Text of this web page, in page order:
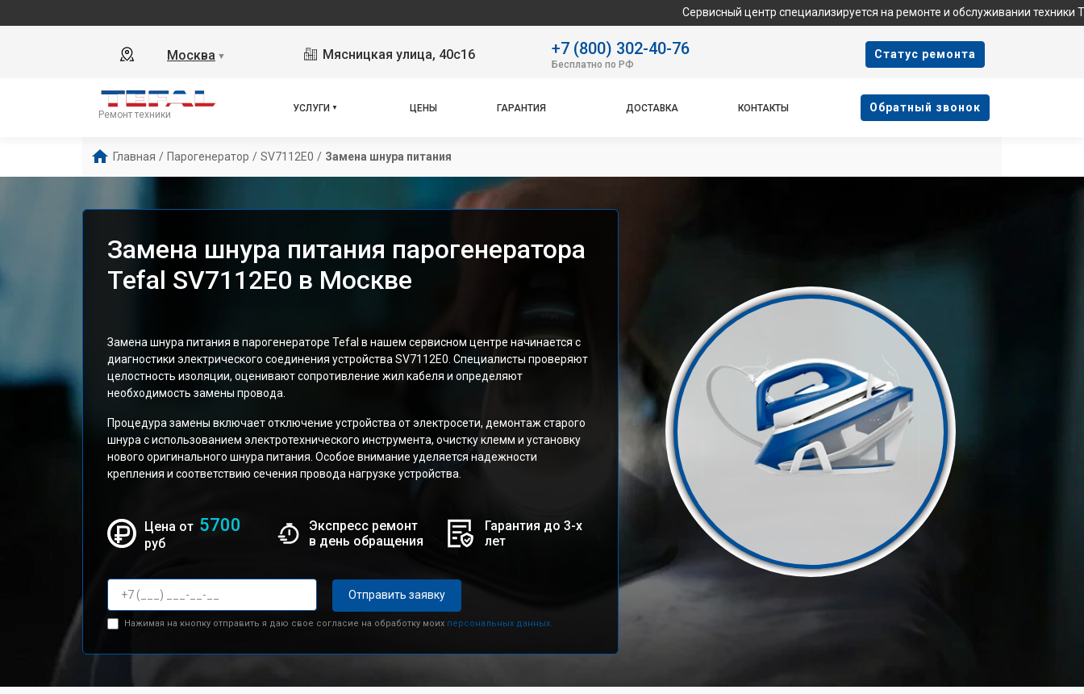
Сервисный центр специализируется на ремонте и обслуживании техники Tefal.
Москва ▼ Мясницкая улица, 40с16 +7 (800) 302-40-76
Бесплатно по РФ
Cтатус ремонта
Ремонт техники
УСЛУГИ ЦЕНЫ ГАРАНТИЯ ДОСТАВКА КОНТАКТЫ Oбратный звонок
Главная / Парогенератор / SV7112E0 / Замена шнура питания
Замена шнура питания парогенератора
Tefal SV7112E0 в Москве
Замена шнура питания в парогенераторе Tefal в нашем сервисном центре начинается с
диагностики электрического соединения устройства SV7112E0. Специалисты проверяют
целостность изоляции, оценивают сопротивление жил кабеля и определяют
необходимость замены провода.
Процедура замены включает отключение устройства от электросети, демонтаж старого
шнура с использованием электротехнического инструмента, очистку клемм и установку
нового оригинального шнура питания. Особое внимание уделяется надежности
крепления и соответствию сечения провода нагрузке устройства.
Цена от 5700
руб
Экспресс ремонт
в день обращения
Гарантия до 3-х
лет
Отправить заявку
Нажимая на кнопку отправить я даю свое согласие на обработку моих персональных данных.